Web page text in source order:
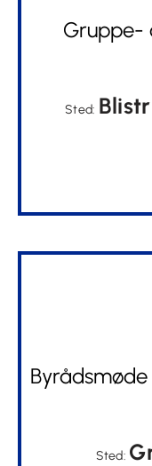
Gruppe-
Sted:
Sted: